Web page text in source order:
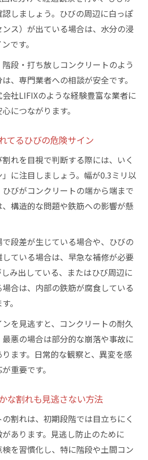
しましょう。ひびの周辺に白っぽ
ス）が出ている場合は、水分の浸
です。
段・打ち放しコンクリートのよう
、専門業者への相談が安全です。
社LIFIXのような経験豊富な業者に
につながります。
てるひびの危険サイン
れを目視で判断する際には、いく
に注目しましょう。幅が0.3ミリ以
びがコンクリートの端から端まで
構造的な問題や鉄筋への影響が懸
段差が生じている場合や、ひびの
ている場合は、早急な補修が必要
み出している、またはひび周辺に
合は、内部の鉄筋が腐食している
。
を見逃すと、コンクリートの耐久
悪の場合は部分的な崩落や事故に
ます。日常的な観察と、異変を感
重要です。
な割れも見逃さない方法
割れは、初期段階では目立ちにく
あります。見逃し防止のために
を習慣化し、特に階段や土間コン